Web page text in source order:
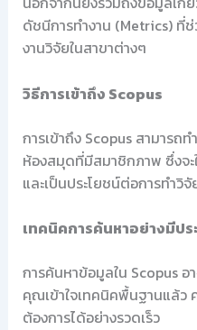
ดัชนีการทำงาน (Metrics) ที่
งานวิจัยในสาขาต่างๆ
วิธีการเข้าถึง Scopus
การเข้าถึง Scopus สามารถ
ห้องสมุดที่มีสมาชิกภาพ ซึ่งจ
และเป็นประโยชน์ต่อการทำวิ
เทคนิคการค้นหาอย่างมีป
การค้นหาข้อมูลใน Scopus
คุณเข้าใจเทคนิคพื้นฐานแล้ว
ต้องการได้อย่างรวดเร็ว